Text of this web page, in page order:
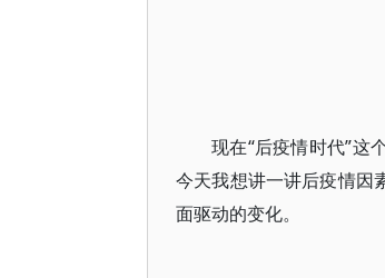
现在“后疫情时代”这
今天我想讲一讲后疫情因
面驱动的变化。